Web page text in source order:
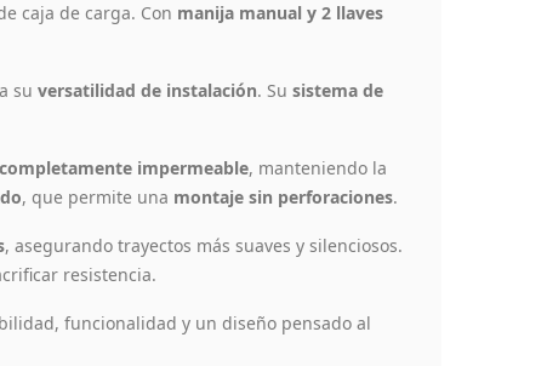
caja de carga. Con manija manual y 2 llaves
su versatilidad de instalación. Su sistema de
impermeable, manteniendo la
, que permite una montaje sin perforaciones.
, asegurando trayectos más suaves y silenciosos.
resistencia.
funcionalidad y un diseño pensado al